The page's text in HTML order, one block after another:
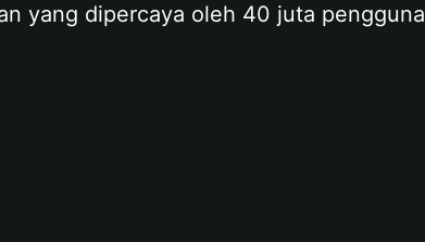
yang dipercaya oleh 40 juta pengguna